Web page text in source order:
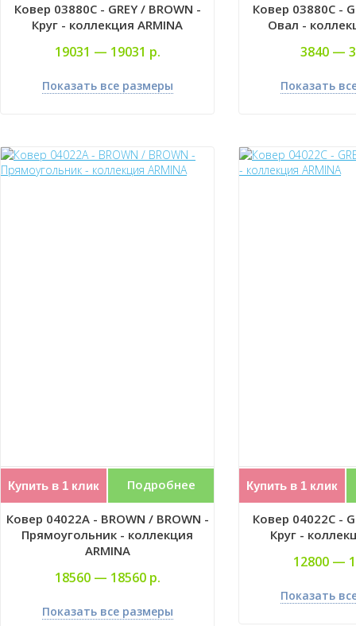
Ковер 03880C - GREY / BROWN -
Круг - коллекция ARMINA
19031 — 19031 р.
Показать все размеры
Ковер 03880C -
Овал -
3840 —
Показать
Купить в 1 клик Подробнее
Ковер 04022A - BROWN / BROWN -
Прямоугольник - коллекция
ARMINA
18560 — 18560 р.
Показать все размеры
Купить в 1 клик
Ковер 04022C -
Круг -
12800 —
Показать